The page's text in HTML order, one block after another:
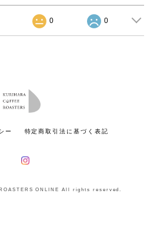
0 0
ー 特定商取引法に基づく表記
ONLINE All rights reserved.